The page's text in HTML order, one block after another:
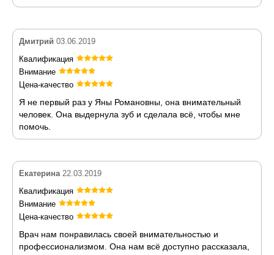
Дмитрий 03.06.2019
Квалификация
Внимание
Цена-качество
Я не первый раз у Яны Романовны, она внимательный
человек. Она выдернула зуб и сделала всё, чтобы мне
помочь.
Екатерина 22.03.2019
Квалификация
Внимание
Цена-качество
Врач нам понравилась своей внимательностью и
профессионализмом. Она нам всё доступно рассказала,